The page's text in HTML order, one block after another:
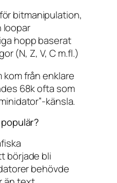
bitmanipulation,
hopp baserat
(N, Z, V, C m.fl.)
kom från enklare
68k ofta som
känsla.
började bli
behövde